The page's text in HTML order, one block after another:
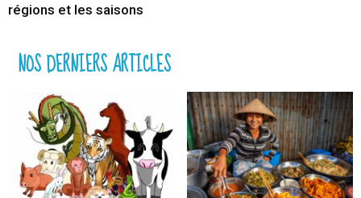
régions et les saisons
NOS DERNIERS ARTICLES